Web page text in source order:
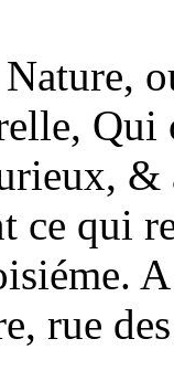
Qui
ce qui
rue